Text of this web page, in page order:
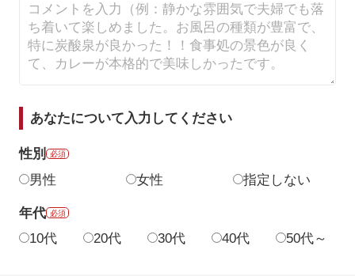
あなたについて入力してください
性別 必須
男性 女性 指定しない
年代 必須
10代 20代 30代 40代 50代～